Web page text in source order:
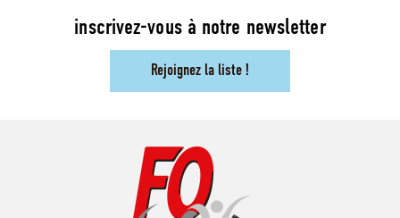
inscrivez-vous à notre newsletter
Rejoignez la liste !